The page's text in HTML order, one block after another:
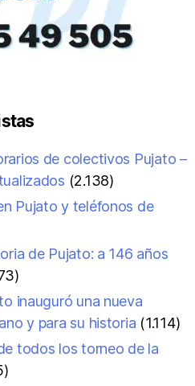
de colectivos Pujato –
(2.138)
Pujato y teléfonos de
de Pujato: a 146 años
inauguró una nueva
y para su historia (1.114)
todos los torneo de la